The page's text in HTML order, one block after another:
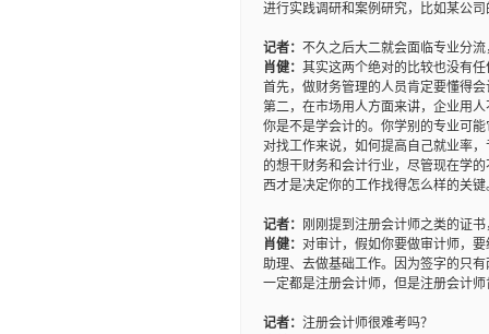
进行实践调研和案例研究，比如某公
记者： 不久之后大二就会面临专业分
肖健： 其实这两个绝对的比较也没有任
首先，做财务管理的人员肯定要懂得
第二，在市场用人方面来讲，企业用
你是不是学会计的。你学别的专业可
对找工作来说，如何提高自己就业率
的想干财务和会计行业，尽管现在学
西才是决定你的工作找得怎么样的关键
记者：
刚刚提到注册会计师之类的证
肖健： 对审计，假如你要做审计师，
助理、去做基础工作。因为签字的只
一定都是注册会计师，但是注册会计
记者： 注册会计师很难考吗？